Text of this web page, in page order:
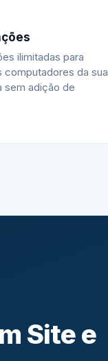
ilimitadas para
computadores da sua
sem adição de
Site e